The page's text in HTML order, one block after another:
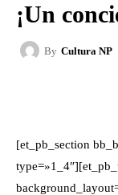
¡Un
By Cultura NP
[et_pb_section